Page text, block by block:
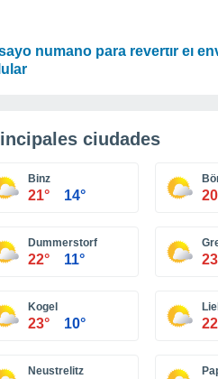
humano para revertir el
ciudades
Binz
21° 14°
Dummerstorf
22° 11°
Kogel
23° 10°
Neustrelitz